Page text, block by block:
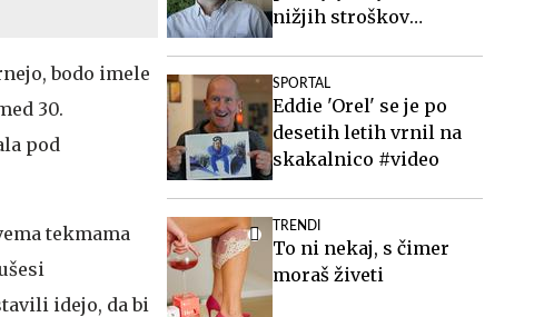
bodo imele
30.
pod
tekmama
idejo, da bi
nižjih stroškov
SPORTAL
Eddie 'Orel' se je po
desetih letih vrnil na
skakalnico #video
TRENDI
To ni nekaj, s čimer
moraš živeti